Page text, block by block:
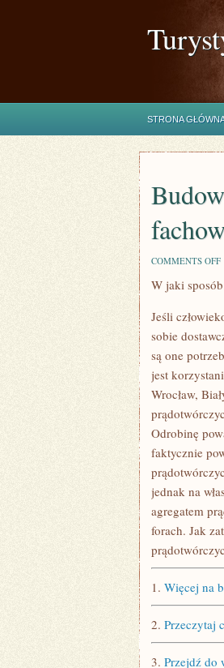
STRONA
COMMENTS OFF
W jaki
Jeśli
sobie
są one
jest
Wrocław,
Odrobinę
faktycznie
jednak na
agregatem
forach. Jak
1. Więcej na
2. Przeczytaj
3. Przejdź do